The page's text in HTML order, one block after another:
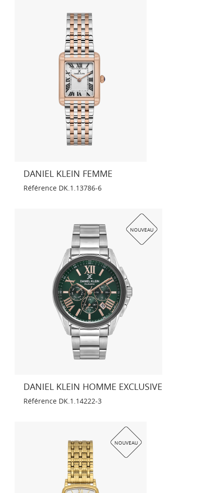
DANIEL KLEIN FEMME
Référence DK.1.13786-6
NOUVEAU
DANIEL KLEIN HOMME EXCLUSIVE
Référence DK.1.14222-3
NOUVEAU